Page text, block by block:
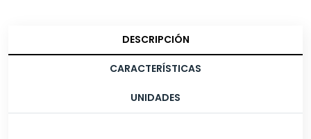
DESCRIPCIÓN
CARACTERÍSTICAS
UNIDADES